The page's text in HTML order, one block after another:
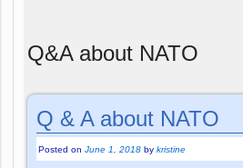
Q&A about NATO
Q & A about NATO
Posted onJune 1, 2018 bykristine